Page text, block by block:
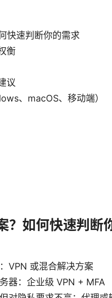
快速判断你的需求
衡
议
、macOS、移动端）
？如何快速判断
VPN 或混合解决方案
器：企业级 VPN + MFA